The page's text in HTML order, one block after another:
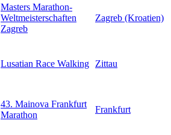
Masters Marathon-
Weltmeisterschaften
Zagreb
Zagreb (Kroatien)
Lusatian Race Walking Zittau
43. Mainova Frankfurt
Marathon
Frankfurt